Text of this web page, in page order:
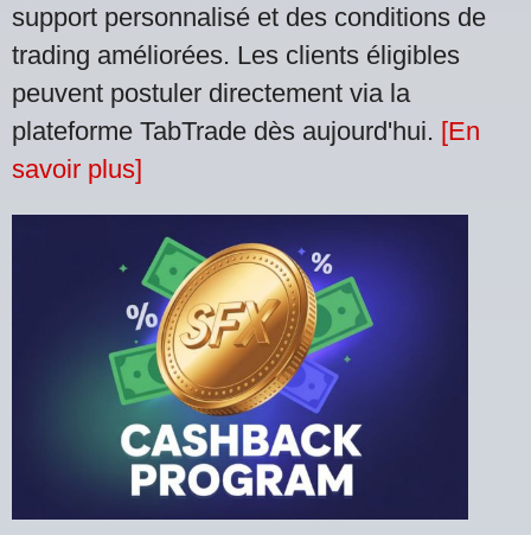
support personnalisé et des conditions de
trading améliorées. Les clients éligibles
peuvent postuler directement via la
plateforme TabTrade dès aujourd'hui. [En
savoir plus]